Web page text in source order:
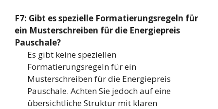
F7: Gibt es spezielle Formatierungsregeln für
ein Musterschreiben für die Energiepreis
Pauschale?
Es gibt keine speziellen
Formatierungsregeln für ein
Musterschreiben für die Energiepreis
Pauschale. Achten Sie jedoch auf eine
übersichtliche Struktur mit klaren